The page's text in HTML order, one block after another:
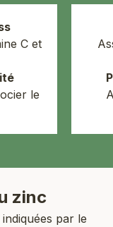
C et
le
zinc
par le